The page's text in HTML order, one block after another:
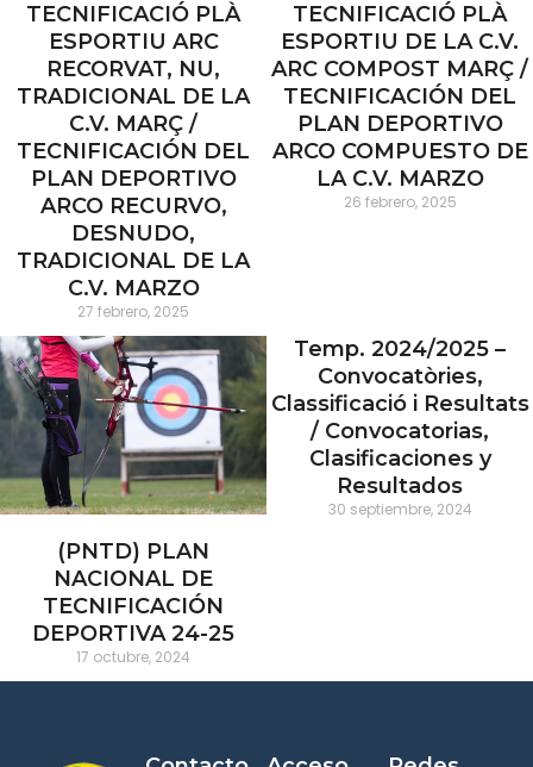
TECNIFICACIÓ PLÀ
ESPORTIU ARC
RECORVAT, NU,
TRADICIONAL DE LA
C.V. MARÇ /
TECNIFICACIÓN DEL
PLAN DEPORTIVO
ARCO RECURVO,
DESNUDO,
TRADICIONAL DE LA
C.V. MARZO
27 febrero, 2025
TECNIFICACIÓ PLÀ
ESPORTIU DE LA C.V.
ARC COMPOST MARÇ /
TECNIFICACIÓN DEL
PLAN DEPORTIVO
ARCO COMPUESTO DE
LA C.V. MARZO
26 febrero, 2025
(PNTD) PLAN
NACIONAL DE
TECNIFICACIÓN
DEPORTIVA 24-25
17 octubre, 2024
Temp. 2024/2025 –
Convocatòries,
Classificació i Resultats
/ Convocatorias,
Clasificaciones y
Resultados
30 septiembre, 2024